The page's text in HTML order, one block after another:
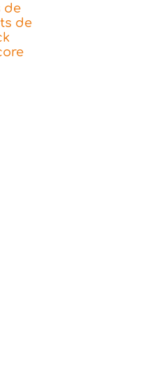
de
de